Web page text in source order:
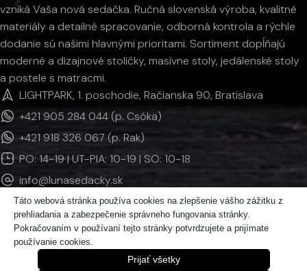
vzniká Vaša nová sedačka. Ručná slovenská výroba, kvalitné
materiály a detailné spracovanie, odborná kontrola a rýchle
dodanie sú našimi hlavnými prioritami. Sortiment dopĺňajú
moderné a dizajnové stoličky, masívne stoly, jedálenské stoly
a postele s matracmi.
LIGHTPARK, 1. poschodie, Račianska 90, Bratislava
+421 905 284 044 (p. Csóka)
+421 918 326 067 (p. Rak)
PO: 14-19 | UT-PIA: 10-19 | SO: 10-18
info@lunasedacky.sk
INFORMÁCIE
KATEGÓRIE PRODUKTOV
Táto webová stránka používa cookies na zlepšenie vášho zážitku z
prehliadania a zabezpečenie správneho fungovania stránky.
Pokračovaním v používaní tejto stránky potvrdzujete a prijímate
používanie cookies.
Prijať všetky